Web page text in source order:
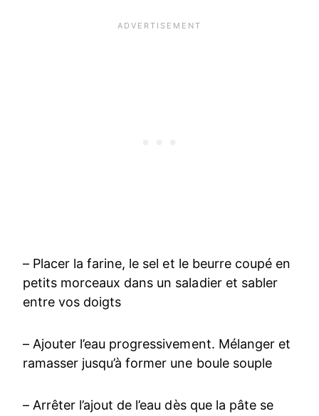
– Placer la farine, le sel et le beurre coupé en
petits morceaux dans un saladier et sabler
entre vos doigts
– Ajouter l’eau progressivement. Mélanger et
ramasser jusqu’à former une boule souple
– Arrêter l’ajout de l’eau dès que la pâte se